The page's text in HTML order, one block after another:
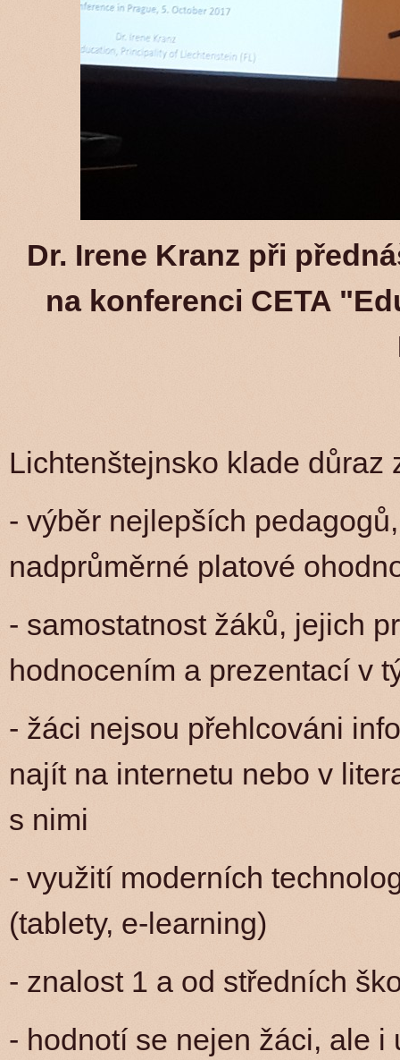
Dr. Irene Kranz při
na konferenci CETA
Lichtenštejnsko klade
- výběr nejlepších
nadprůměrné platové
- samostatnost žáků, jejich
hodnocením a prezentací v
- žáci nejsou přehlcováni
najít na internetu nebo v
s nimi
- využití moderních
(tablety, e-learning)
- znalost 1 a od středních
- hodnotí se nejen žáci, ale i